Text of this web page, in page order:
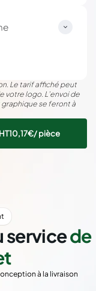
Le tarif affiché peut
votre logo. L’envoi de
se feront à
10,17€/ pièce
servicede
à la livraison